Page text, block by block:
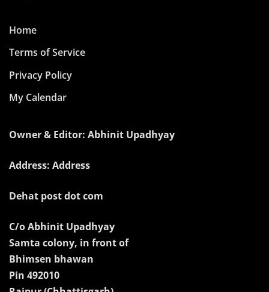
Home
Terms of Service
Privacy Policy
My Calendar
Owner & Editor: Abhinit Upadhyay
Address: Address
Dehat post dot com
C/o Abhinit Upadhyay
Samta colony, in front of
Bhimsen bhawan
Pin 492010